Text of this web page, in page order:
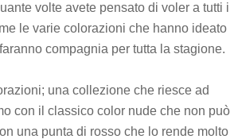
volte avete pensato di voler a tutti i
le varie colorazioni che hanno ideato
compagnia per tutta la stagione.
una collezione che riesce ad
con il classico color nude che non può
una punta di rosso che lo rende molto